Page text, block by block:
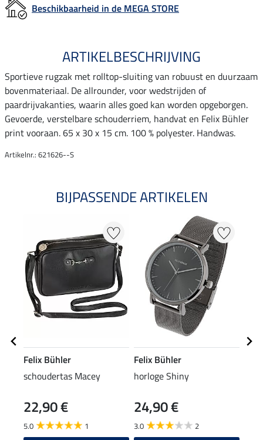
Beschikbaarheid in de MEGA STORE
ARTIKELBESCHRIJVING
Sportieve rugzak met rolltop-sluiting van robuust en duurzaam
bovenmateriaal. De allrounder, voor wedstrijden of
paardrijvakanties, waarin alles goed kan worden opgeborgen.
Gevoerde, verstelbare schouderriem, handvat en Felix Bühler
print vooraan. 65 x 30 x 15 cm. 100 % polyester. Handwas.
Artikelnr.: 621626--S
BIJPASSENDE ARTIKELEN
Felix Bühler
schoudertas Macey
22,90 €
5.0 1
Felix Bühler
horloge Shiny
24,90 €
3.0 2